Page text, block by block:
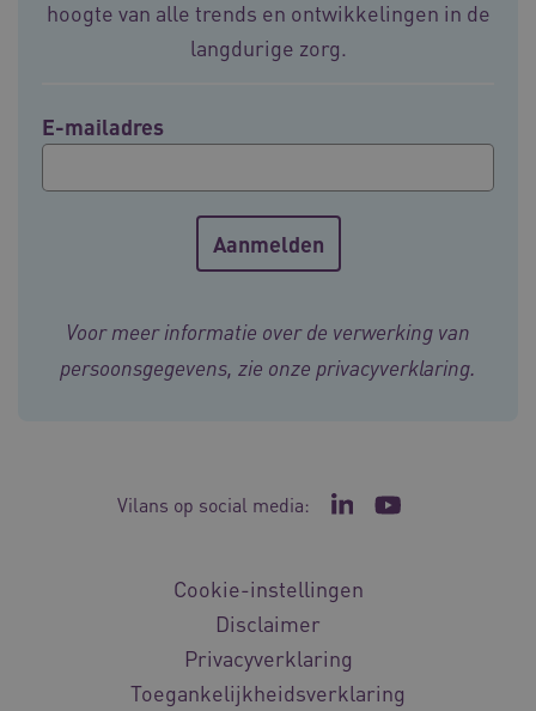
hoogte van alle trends en ontwikkelingen in de
langdurige zorg.
E-mailadres
Voor meer informatie over de verwerking van
persoonsgegevens, zie onze privacyverklaring.
Vilans op social media: Ga naar de LinkedIn
Ga naar het
Cookie-instellingen
Disclaimer
Privacyverklaring
Toegankelijkheidsverklaring
.vilans.nl
.vilans.nl